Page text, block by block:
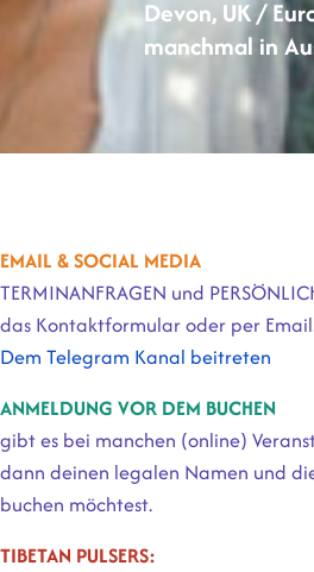
Devon, UK /
manchmal in
EMAIL & SOCIAL MEDIA
TERMINANFRAGEN und
das Kontaktformular oder per
Dem Telegram Kanal beitreten
ANMELDUNG VOR DEM BUCHEN
gibt es bei manchen (online)
dann deinen legalen Namen und
buchen möchtest.
TIBETAN PULSERS: